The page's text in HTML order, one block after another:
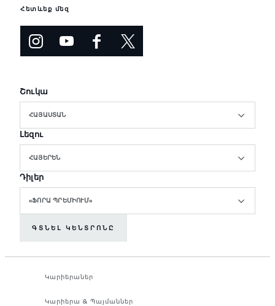
Հետևեք մեզ
Շուկա
ՀԱՅԱՍՏԱՆ
Լեզու
ՀԱՅԵՐԵՆ
Դիլեր
«ՖՈՐԱ ՊՐԵՄԻՈՒՄ»
ԳՏՆԵԼ ԿԵՆՏՐՈՆԸ
Կարիերաներ
Կարիերա & Պայմաններ